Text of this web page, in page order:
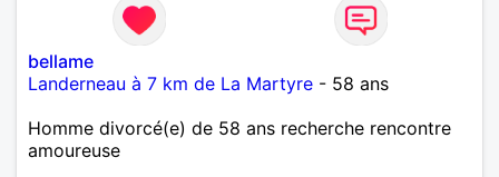
bellame
Landerneau à 7 km de La Martyre - 58 ans
Homme divorcé(e) de 58 ans recherche rencontre
amoureuse